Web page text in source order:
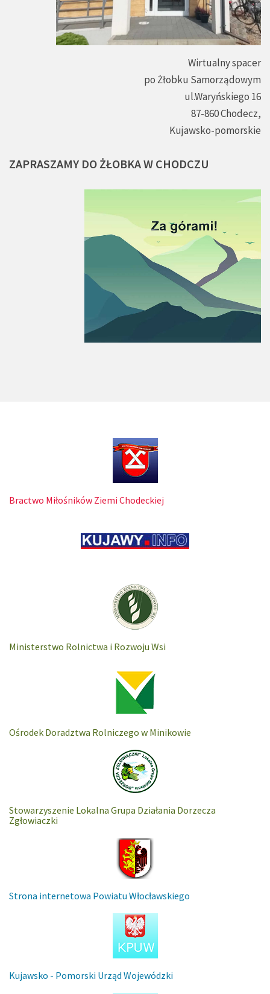
Wirtualny spacer
po Żłobku Samorządowym
ul.Waryńskiego 16
87-860 Chodecz,
Kujawsko-pomorskie
ZAPRASZAMY DO ŻŁOBKAW CHODCZU
Bractwo Miłośników Ziemi Chodeckiej
Ministerstwo Rolnictwa i Rozwoju Wsi
Ośrodek Doradztwa Rolniczego w Minikowie
Stowarzyszenie Lokalna Grupa Działania Dorzecza
Zgłowiaczki
Strona internetowa Powiatu Włocławskiego
Kujawsko - Pomorski Urząd Wojewódzki